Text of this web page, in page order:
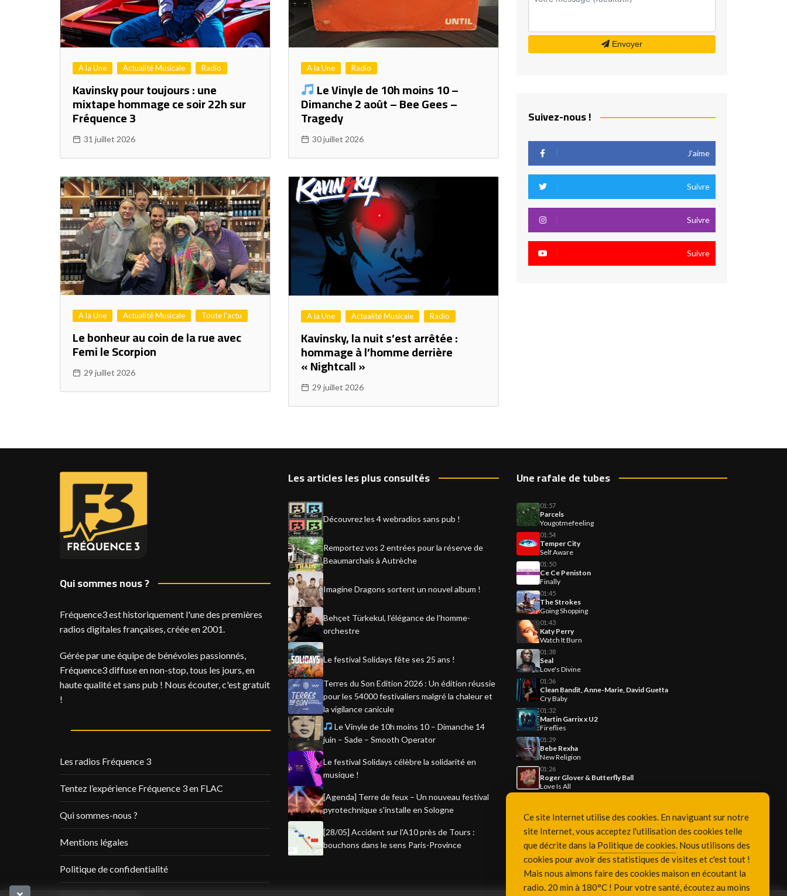
A la Une Actualité Musicale Radio
Kavinsky pour toujours : une
mixtape hommage ce soir 22h sur
Fréquence 3
31 juillet 2026
A la Une Radio
Le Vinyle de 10h moins 10 –
Dimanche 2 août – Bee Gees –
Tragedy
30 juillet 2026
A la Une Actualité Musicale Toute l'actu
Le bonheur au coin de la rue avec
Femi le Scorpion
29 juillet 2026
A la Une Actualité Musicale Radio
Kavinsky, la nuit s’est arrêtée :
hommage à l’homme derrière
« Nightcall »
29 juillet 2026
Envoyer
Suivez-nous !
J’aime
Suivre
Suivre
Suivre
Qui sommes nous ?
Fréquence3 est historiquement l'une des premières
radios digitales françaises, créée en 2001.
Gérée par une équipe de bénévoles passionnés,
Fréquence3 diffuse en non-stop, tous les jours, en
haute qualité et sans pub ! Nous écouter, c'est gratuit
!
Les radios Fréquence 3
Tentez l’expérience Fréquence 3 en FLAC
Qui sommes-nous ?
Mentions légales
Politique de confidentialité
Les articles les plus consultés
Découvrez les 4 webradios sans pub !
Remportez vos 2 entrées pour la réserve de
Beaumarchais à Autrèche
Imagine Dragons sortent un nouvel album !
Behçet Türkekul, l’élégance de l’homme-
orchestre
Le festival Solidays fête ses 25 ans !
Terres du Son Edition 2026 : Un édition réussie
pour les 54000 festivaliers malgré la chaleur et
la vigilance canicule
Le Vinyle de 10h moins 10 – Dimanche 14
juin – Sade – Smooth Operator
Le festival Solidays célèbre la solidarité en
musique !
[Agenda] Terre de feux – Un nouveau festival
pyrotechnique s'installe en Sologne
[28/05] Accident sur l'A10 près de Tours :
bouchons dans le sens Paris-Province
Une rafale de tubes
01:57
Parcels
Yougotmefeeling
01:54
Temper City
Self Aware
01:50
Ce Ce Peniston
Finally
01:45
The Strokes
Going Shopping
01:43
Katy Perry
Watch It Burn
01:38
Seal
Love's Divine
01:36
Clean Bandit, Anne-Marie, David Guetta
Cry Baby
01:32
Martin Garrix x U2
Fireflies
01:29
Bebe Rexha
New Religion
01:26
Roger Glover & Butterfly Ball
Love Is All
Ce site Internet utilise des cookies. En naviguant sur notre
site Internet, vous acceptez l'utilisation des cookies telle
que décrite dans la Politique de cookies. Nous utilisons des
cookies pour avoir des statistiques de visites et c'est tout !
Mais nous aimons faire des cookies maison en écoutant la
radio. 20 min à 180°C ! Pour votre santé, écoutez au moins